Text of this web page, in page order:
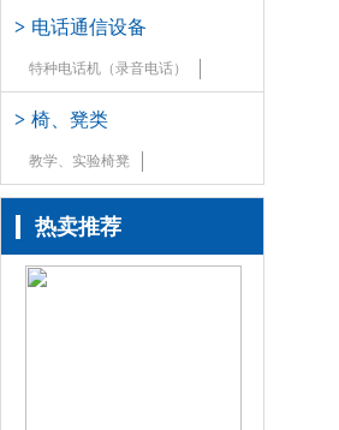
> 电话通信设备
特种电话机（录音电话）
> 椅、凳类
教学、实验椅凳
热卖推荐